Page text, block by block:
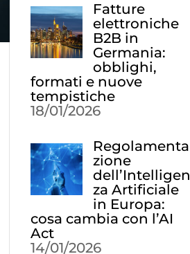
Fatture
elettroniche
B2B in
Germania:
obblighi,
formati e nuove
tempistiche
18/01/2026
Regolamenta
zione
dell’Intelligen
za Artificiale
in Europa:
cosa cambia con l’AI
Act
14/01/2026